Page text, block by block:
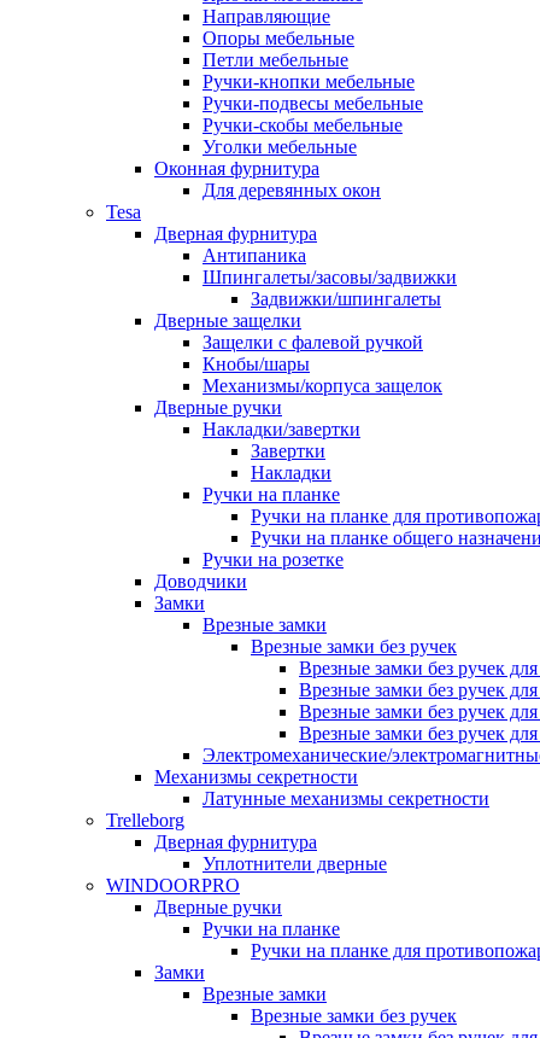
Направляющие
Опоры мебельные
Петли мебельные
Ручки-кнопки мебельные
Ручки-подвесы мебельные
Ручки-скобы мебельные
Уголки мебельные
Оконная фурнитура
Для деревянных окон
Tesa
Дверная фурнитура
Антипаника
Шпингалеты/засовы/задвижки
Задвижки/шпингалеты
Дверные защелки
Защелки с фалевой ручкой
Кнобы/шары
Механизмы/корпуса защелок
Дверные ручки
Накладки/завертки
Завертки
Накладки
Ручки на планке
Ручки на планке для
Ручки на планке общего
Ручки на розетке
Доводчики
Замки
Врезные замки
Врезные замки без ручек
Врезные замки без ручек
Врезные замки без ручек
Врезные замки без ручек
Врезные замки без ручек
Электромеханические/
Механизмы секретности
Латунные механизмы секретности
Trelleborg
Дверная фурнитура
Уплотнители дверные
WINDOORPRO
Дверные ручки
Ручки на планке
Ручки на планке для
Замки
Врезные замки
Врезные замки без ручек